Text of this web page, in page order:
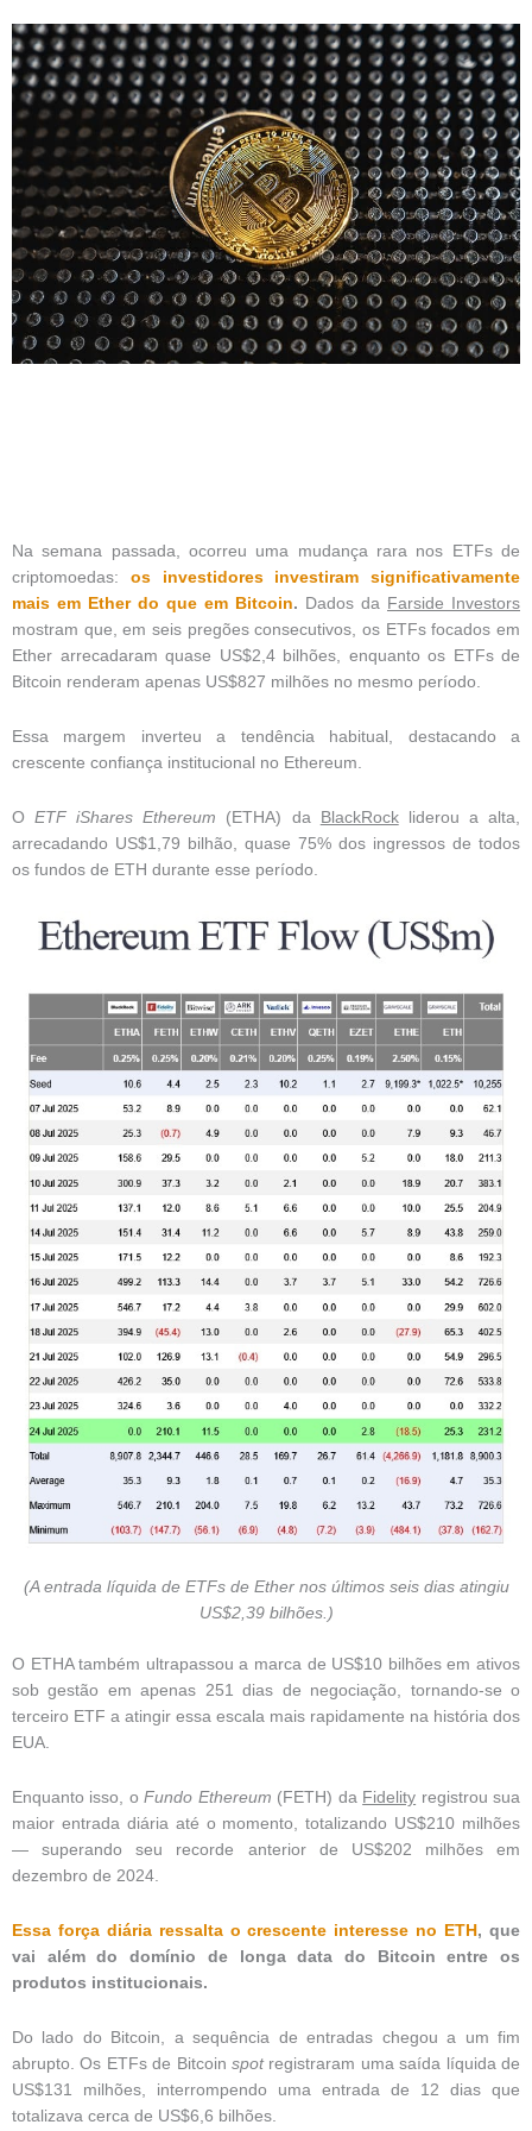
Na semana passada, ocorreu uma mudança rara nos ETFs de
criptomoedas: os investidores investiram significativamente
mais em Ether do que em Bitcoin. Dados da Farside Investors
mostram que, em seis pregões consecutivos, os ETFs focados em
Ether arrecadaram quase US$2,4 bilhões, enquanto os ETFs de
Bitcoin renderam apenas US$827 milhões no mesmo período.
Essa margem inverteu a tendência habitual, destacando a
crescente confiança institucional no Ethereum.
OETF iShares Ethereum (ETHA) da BlackRockliderou a alta,
arrecadando US$1,79 bilhão, quase 75% dos ingressos de todos
os fundos de ETH durante esse período.
(A entrada líquida de ETFs de Ether nos últimos seis dias atingiu
US$2,39 bilhões.)
O ETHA também ultrapassou a marca de US$10 bilhões em ativos
sob gestão em apenas 251 dias de negociação, tornando-se o
terceiro ETF a atingir essa escala mais rapidamente na história dos
EUA.
Enquanto isso, oFundo Ethereum (FETH) da Fidelity registrou sua
maior entrada diária até o momento, totalizando US$210 milhões
— superando seu recorde anterior de US$202 milhões em
dezembro de 2024.
Essa força diária ressalta o crescente interesse no ETH, que
vai além do domínio de longa data do Bitcoin entre os
produtos institucionais.
Do lado do Bitcoin, a sequência de entradas chegou a um fim
abrupto. Os ETFs de Bitcoin spotregistraram uma saída líquida de
US$131 milhões, interrompendo uma entrada de 12 dias que
totalizava cerca de US$6,6 bilhões.